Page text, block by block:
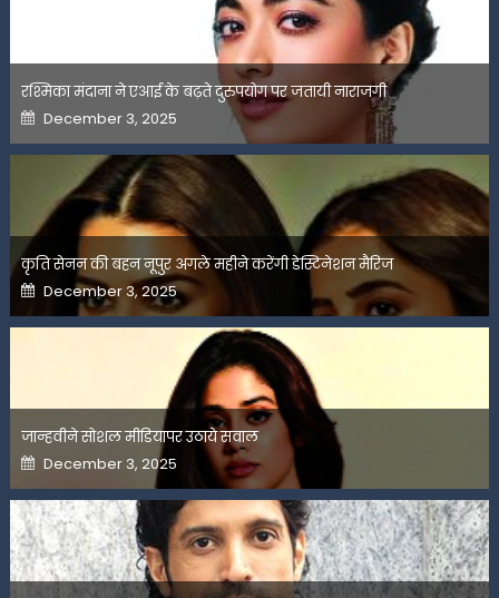
रश्मिका मंदाना ने एआई के बढ़ते दुरुपयोग पर जतायी नाराजगी
Posted
on
December 3, 2025
कृति सेनन की बहन नूपुर अगले महीने करेंगी डेस्टिनेशन मैरिज
Posted
on
December 3, 2025
जान्हवीने सोशल मीडियापर उठाये सवाल
Posted
on
December 3, 2025